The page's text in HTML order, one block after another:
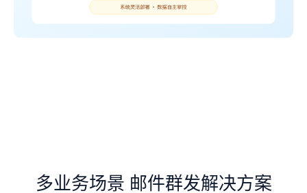
多业务场景 邮件群发解决方案